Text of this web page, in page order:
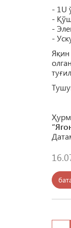
- 1U
-
-
-